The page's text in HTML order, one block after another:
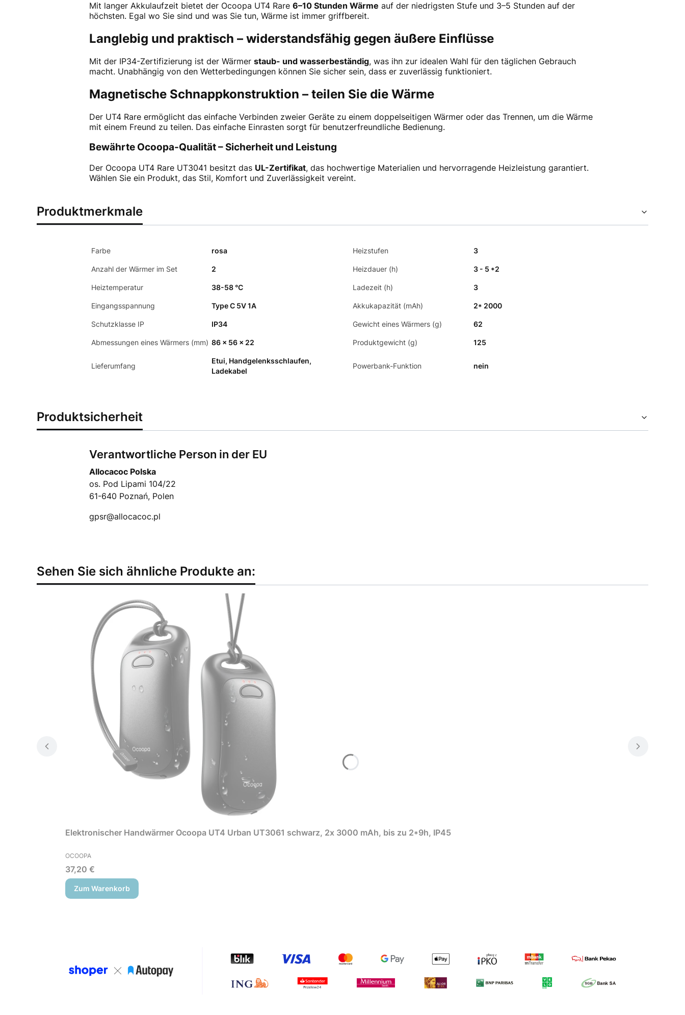
Mit langer Akkulaufzeit bietet der Ocoopa UT4 Rare 6–10 Stunden Wärme auf der niedrigsten Stufe und 3–5 Stunden auf der
höchsten. Egal wo Sie sind und was Sie tun, Wärme ist immer griffbereit.
Langlebig und praktisch – widerstandsfähig gegen äußere Einflüsse
Mit der IP34-Zertifizierung ist der Wärmer staub- und wasserbeständig, was ihn zur idealen Wahl für den täglichen Gebrauch
macht. Unabhängig von den Wetterbedingungen können Sie sicher sein, dass er zuverlässig funktioniert.
Magnetische Schnappkonstruktion – teilen Sie die Wärme
Der UT4 Rare ermöglicht das einfache Verbinden zweier Geräte zu einem doppelseitigen Wärmer oder das Trennen, um die Wärme
mit einem Freund zu teilen. Das einfache Einrasten sorgt für benutzerfreundliche Bedienung.
Bewährte Ocoopa-Qualität – Sicherheit und Leistung
Der Ocoopa UT4 Rare UT3041 besitzt das UL-Zertifikat, das hochwertige Materialien und hervorragende Heizleistung garantiert.
Wählen Sie ein Produkt, das Stil, Komfort und Zuverlässigkeit vereint.
Produktmerkmale
Farbe rosa Heizstufen 3
Anzahl der Wärmer im Set 2 Heizdauer (h) 3 - 5 *2
Heiztemperatur 38-58 °C Ladezeit (h) 3
Eingangsspannung Type C 5V 1A Akkukapazität (mAh) 2* 2000
Schutzklasse IP IP34 Gewicht eines Wärmers (g) 62
Abmessungen eines Wärmers (mm) 86 x 56 x 22 Produktgewicht (g) 125
Lieferumfang
Etui, Handgelenksschlaufen,
Ladekabel
Powerbank-Funktion nein
Produktsicherheit
Verantwortliche Person in der EU
Allocacoc Polska
os. Pod Lipami 104/22
61-640 Poznań, Polen
gpsr@allocacoc.pl
Sehen Sie sich ähnliche Produkte an:
Elektronischer Handwärmer Ocoopa UT4 Urban UT3061 schwarz, 2x 3000 mAh, bis zu 2*9h, IP45
HERSTELLER
OCOOPA
Preis
37,20 €
Zum Warenkorb